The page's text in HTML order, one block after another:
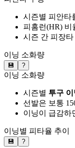
시즌별 피안타
피홈런(HR) 비
시즌 간 피장
이닝 소화량
💾 ?
이닝 소화량
시즌별 투구
선발은 보통
이닝이 급감하
이닝별 피타율 추이
💾 ?